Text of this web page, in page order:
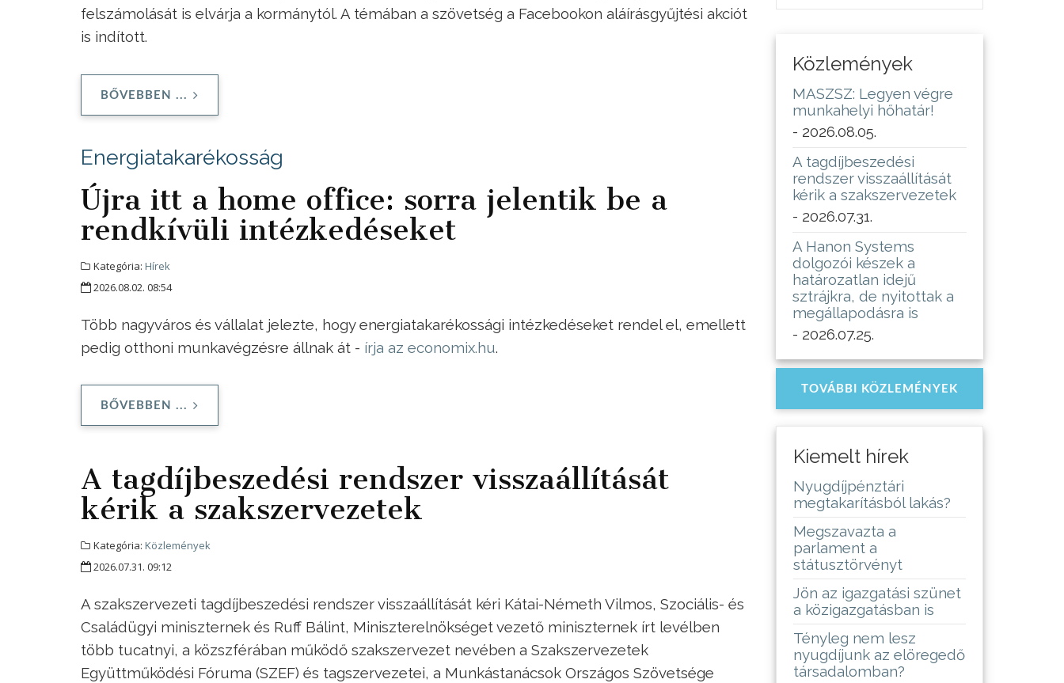
felszámolását is elvárja a kormánytól. A témában a szövetség a Facebookon aláírásgyűjtési akciót
is indított.
BŐVEBBEN ...
Energiatakarékosság
Újra itt a home office: sorra jelentik be a
rendkívüli intézkedéseket
Kategória: Hírek
2026.08.02. 08:54
Több nagyváros és vállalat jelezte, hogy energiatakarékossági intézkedéseket rendel el, emellett
pedig otthoni munkavégzésre állnak át - írja az economix.hu.
BŐVEBBEN ...
A tagdíjbeszedési rendszer visszaállítását
kérik a szakszervezetek
Kategória: Közlemények
2026.07.31. 09:12
A szakszervezeti tagdíjbeszedési rendszer visszaállítását kéri Kátai-Németh Vilmos, Szociális- és
Családügyi miniszternek és Ruff Bálint, Miniszterelnökséget vezető miniszternek írt levélben
több tucatnyi, a közszférában működő szakszervezet nevében a Szakszervezetek
Együttműködési Fóruma (SZEF) és tagszervezetei, a Munkástanácsok Országos Szövetsége
Közlemények
MASZSZ: Legyen végre
munkahelyi hőhatár!
- 2026.08.05.
A tagdíjbeszedési
rendszer visszaállítását
kérik a szakszervezetek
- 2026.07.31.
A Hanon Systems
dolgozói készek a
határozatlan idejű
sztrájkra, de nyitottak a
megállapodásra is
- 2026.07.25.
TOVÁBBI KÖZLEMÉNYEK
Kiemelt hírek
Nyugdíjpénztári
megtakarításból lakás?
Megszavazta a
parlament a
státusztörvényt
Jön az igazgatási szünet
a közigazgatásban is
Tényleg nem lesz
nyugdíjunk az elöregedő
társadalomban?